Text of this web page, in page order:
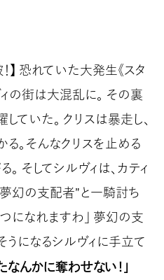
】 恐れていた大発生《スタ
ィの街は大混乱に。 その裏
ていた。 クリスは暴走し、
。そんなクリスを止める
そしてシルヴィは、カティ
幻の支配者”と一騎討ち
つになれますわ」 夢幻の支
うになるシルヴィに手立て
なんかに奪わせない！」